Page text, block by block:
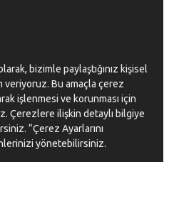
bizimle paylaştığınız kişisel
Bu amaçla çerez
işlenmesi ve korunması için
Çerezlere ilişkin detaylı bilgiye
“Çerez Ayarlarını
yönetebilirsiniz.